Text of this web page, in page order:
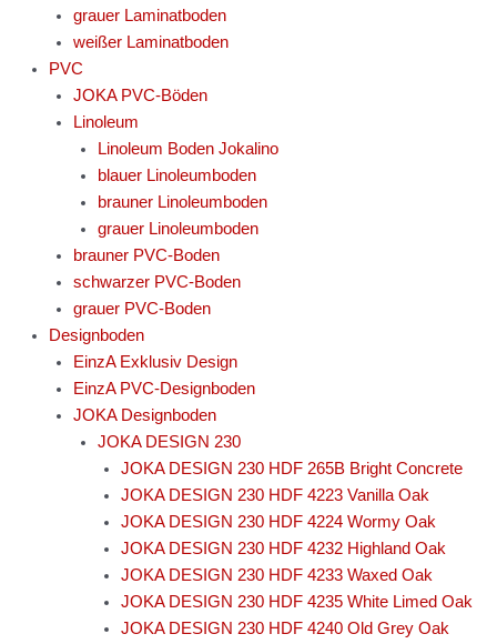
grauer Laminatboden
weißer Laminatboden
PVC
JOKA PVC-Böden
Linoleum
Linoleum Boden Jokalino
blauer Linoleumboden
brauner Linoleumboden
grauer Linoleumboden
brauner PVC-Boden
schwarzer PVC-Boden
grauer PVC-Boden
Designboden
EinzA Exklusiv Design
EinzA PVC-Designboden
JOKA Designboden
JOKA DESIGN 230
JOKA DESIGN 230 HDF 265B Bright Concrete
JOKA DESIGN 230 HDF 4223 Vanilla Oak
JOKA DESIGN 230 HDF 4224 Wormy Oak
JOKA DESIGN 230 HDF 4232 Highland Oak
JOKA DESIGN 230 HDF 4233 Waxed Oak
JOKA DESIGN 230 HDF 4235 White Limed Oak
JOKA DESIGN 230 HDF 4240 Old Grey Oak